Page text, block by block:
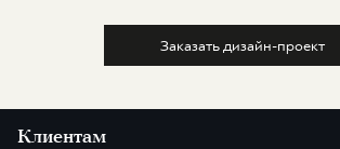
Заказать дизайн-проект
Клиентам